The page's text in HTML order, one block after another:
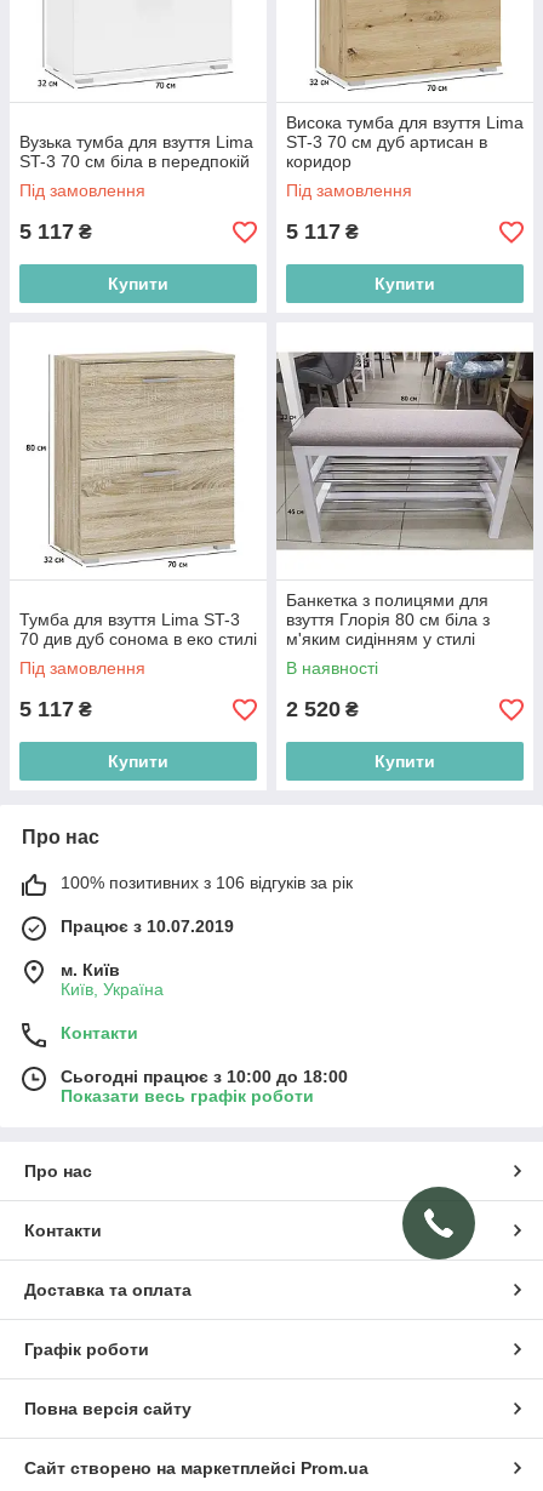
Вузька тумба для взуття Lima
ST-3 70 см біла в передпокій
Під замовлення
5 117 ₴
Купити
Висока тумба для взуття Lima
ST-3 70 см дуб артисан в
коридор
Під замовлення
5 117 ₴
Купити
Тумба для взуття Lima ST-3
70 див дуб сонома в еко стилі
Під замовлення
5 117 ₴
Купити
Банкетка з полицями для
взуття Глорія 80 см біла з
м'яким сидінням у стилі
мнімалізм
В наявності
2 520 ₴
Купити
Про нас
100% позитивних з 106 відгуків за рік
Працює з 10.07.2019
м. Київ
Київ, Україна
Контакти
Сьогодні працює з 10:00 до 18:00
Показати весь графік роботи
Про нас
Контакти
Доставка та оплата
Графік роботи
Повна версія сайту
Сайт створено на маркетплейсі Prom.ua